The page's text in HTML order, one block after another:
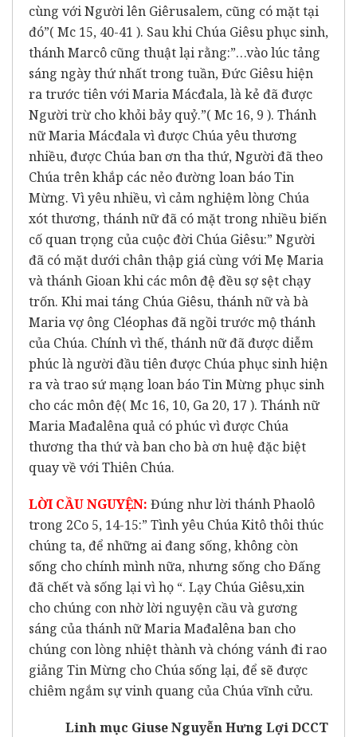
cùng với Người lên Giêrusalem, cũng có mặt tại
đó”( Mc 15, 40-41 ). Sau khi Chúa Giêsu phục sinh,
thánh Marcô cũng thuật lại rằng:”…vào lúc tảng
sáng ngày thứ nhất trong tuần, Đức Giêsu hiện
ra trước tiên với Maria Mácđala, là kẻ đã được
Người trừ cho khỏi bảy quỷ.”( Mc 16, 9 ). Thánh
nữ Maria Mácđala vì được Chúa yêu thương
nhiều, được Chúa ban ơn tha thứ, Người đã theo
Chúa trên khắp các nẻo đường loan báo Tin
Mừng. Vì yêu nhiều, vì cảm nghiệm lòng Chúa
xót thương, thánh nữ đã có mặt trong nhiều biến
cố quan trọng của cuộc đời Chúa Giêsu:” Người
đã có mặt dưới chân thập giá cùng với Mẹ Maria
và thánh Gioan khi các môn đệ đều sợ sệt chạy
trốn. Khi mai táng Chúa Giêsu, thánh nữ và bà
Maria vợ ông Cléophas đã ngồi trước mộ thánh
của Chúa. Chính vì thế, thánh nữ đã được diễm
phúc là người đầu tiên được Chúa phục sinh hiện
ra và trao sứ mạng loan báo Tin Mừng phục sinh
cho các môn đệ( Mc 16, 10, Ga 20, 17 ). Thánh nữ
Maria Mađalêna quả có phúc vì được Chúa
thương tha thứ và ban cho bà ơn huệ đặc biệt
quay về với Thiên Chúa.
LỜI CẦU NGUYỆN: Đúng như lời thánh Phaolô
trong 2Co 5, 14-15:” Tình yêu Chúa Kitô thôi thúc
chúng ta, để những ai đang sống, không còn
sống cho chính mình nữa, nhưng sống cho Đấng
đã chết và sống lại vì họ “. Lạy Chúa Giêsu,xin
cho chúng con nhờ lời nguyện cầu và gương
sáng của thánh nữ Maria Mađalêna ban cho
chúng con lòng nhiệt thành và chóng vánh đi rao
giảng Tin Mừng cho Chúa sống lại, để sẽ được
chiêm ngắm sự vinh quang của Chúa vĩnh cửu.
Linh mục Giuse Nguyễn Hưng Lợi DCCT